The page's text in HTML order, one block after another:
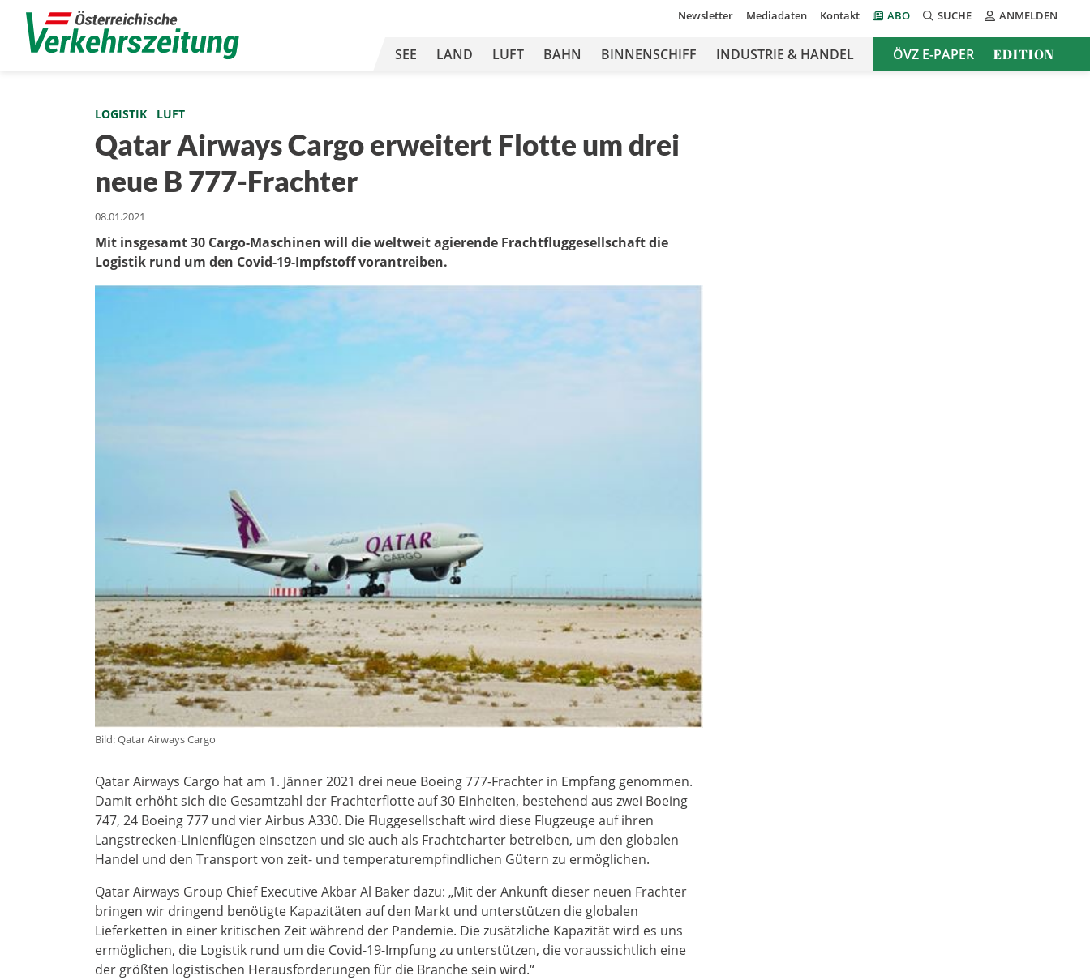
Newsletter Mediadaten Kontakt ABO SUCHE ANMELDEN
SEE LAND LUFT BAHN BINNENSCHIFF INDUSTRIE & HANDEL ÖVZ E-PAPER EDITION
LOGISTIK LUFT
Qatar Airways Cargo erweitert Flotte um drei
neue B 777-Frachter
08.01.2021
Mit insgesamt 30 Cargo-Maschinen will die weltweit agierende Frachtfluggesellschaft die
Logistik rund um den Covid-19-Impfstoff vorantreiben.
Bild: Qatar Airways Cargo
Qatar Airways Cargo hat am 1. Jänner 2021 drei neue Boeing 777-Frachter in Empfang genommen.
Damit erhöht sich die Gesamtzahl der Frachterflotte auf 30 Einheiten, bestehend aus zwei Boeing
747, 24 Boeing 777 und vier Airbus A330. Die Fluggesellschaft wird diese Flugzeuge auf ihren
Langstrecken-Linienflügen einsetzen und sie auch als Frachtcharter betreiben, um den globalen
Handel und den Transport von zeit- und temperaturempfindlichen Gütern zu ermöglichen.
Qatar Airways Group Chief Executive Akbar Al Baker dazu: „Mit der Ankunft dieser neuen Frachter
bringen wir dringend benötigte Kapazitäten auf den Markt und unterstützen die globalen
Lieferketten in einer kritischen Zeit während der Pandemie. Die zusätzliche Kapazität wird es uns
ermöglichen, die Logistik rund um die Covid-19-Impfung zu unterstützen, die voraussichtlich eine
der größten logistischen Herausforderungen für die Branche sein wird.“